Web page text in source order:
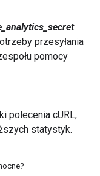
przesyłania
pomocy
polecenia cURL,
statystyk.